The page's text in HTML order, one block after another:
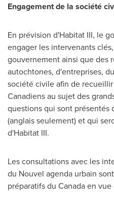
Engagement de la société
En prévision d'Habitat III, le
engager les intervenants
gouvernement ainsi que des
autochtones, d'entreprises,
société civile afin de
Canadiens au sujet des
questions qui sont présentés
(anglais seulement) et qui
d'Habitat III.
Les consultations avec les
du Nouvel agenda urbain
préparatifs du Canada en